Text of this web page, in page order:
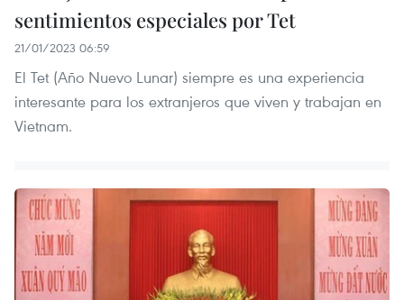
sentimientos especiales por Tet
21/01/2023 06:59
El Tet (Año Nuevo Lunar) siempre es una experiencia
interesante para los extranjeros que viven y trabajan en
Vietnam.